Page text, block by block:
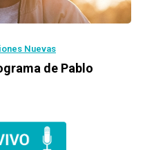
Nuevas
de Pablo